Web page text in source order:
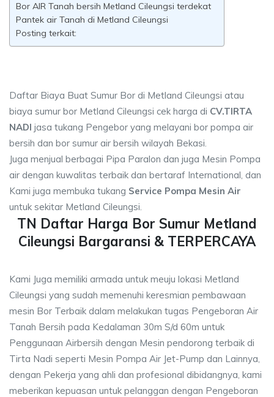
Bor AIR Tanah bersih Metland Cileungsi terdekat
Pantek air Tanah di Metland Cileungsi
Posting terkait:
Daftar Biaya Buat Sumur Bor di Metland Cileungsi atau
biaya sumur bor Metland Cileungsi cek harga di CV.TIRTA
NADI jasa tukang Pengebor yang melayani bor pompa air
bersih dan bor sumur air bersih wilayah Bekasi.
Juga menjual berbagai Pipa Paralon dan juga Mesin Pompa
air dengan kuwalitas terbaik dan bertaraf International, dan
Kami juga membuka tukang Service Pompa Mesin Air
untuk sekitar Metland Cileungsi.
TN Daftar Harga Bor Sumur Metland
Cileungsi Bargaransi & TERPERCAYA
Kami Juga memiliki armada untuk meuju lokasi Metland
Cileungsi yang sudah memenuhi keresmian pembawaan
mesin Bor Terbaik dalam melakukan tugas Pengeboran Air
Tanah Bersih pada Kedalaman 30m S/d 60m untuk
Penggunaan Airbersih dengan Mesin pendorong terbaik di
Tirta Nadi seperti Mesin Pompa Air Jet-Pump dan Lainnya,
dengan Pekerja yang ahli dan profesional dibidangnya, kami
meberikan kepuasan untuk pelanggan dengan Pengeboran